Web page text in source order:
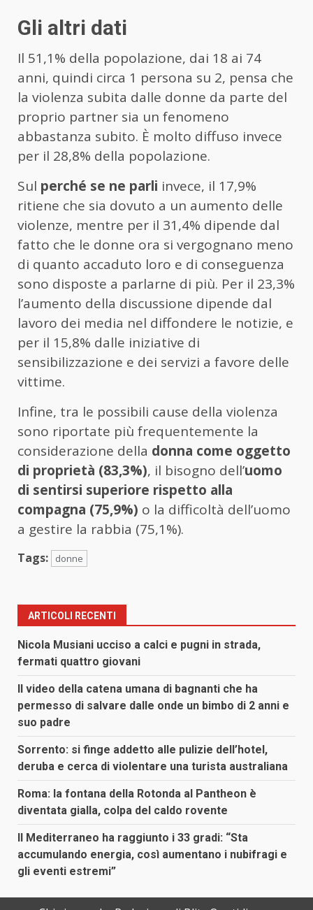
Gli altri dati
Il 51,1% della popolazione, dai 18 ai 74
anni, quindi circa 1 persona su 2, pensa che
la violenza subita dalle donne da parte del
proprio partner sia un fenomeno
abbastanza subito. È molto diffuso invece
per il 28,8% della popolazione.
Sul perché se ne parli invece, il 17,9%
ritiene che sia dovuto a un aumento delle
violenze, mentre per il 31,4% dipende dal
fatto che le donne ora si vergognano meno
di quanto accaduto loro e di conseguenza
sono disposte a parlarne di più. Per il 23,3%
l’aumento della discussione dipende dal
lavoro dei media nel diffondere le notizie, e
per il 15,8% dalle iniziative di
sensibilizzazione e dei servizi a favore delle
vittime.
Infine, tra le possibili cause della violenza
sono riportate più frequentemente la
considerazione della donna come oggetto
di proprietà (83,3%), il bisogno dell’uomo
di sentirsi superiore rispetto alla
compagna (75,9%) o la difficoltà dell’uomo
a gestire la rabbia (75,1%).
Tags: donne
ARTICOLI RECENTI
Nicola Musiani ucciso a calci e pugni in strada,
fermati quattro giovani
Il video della catena umana di bagnanti che ha
permesso di salvare dalle onde un bimbo di 2 anni e
suo padre
Sorrento: si finge addetto alle pulizie dell’hotel,
deruba e cerca di violentare una turista australiana
Roma: la fontana della Rotonda al Pantheon è
diventata gialla, colpa del caldo rovente
Il Mediterraneo ha raggiunto i 33 gradi: “Sta
accumulando energia, così aumentano i nubifragi e
gli eventi estremi”